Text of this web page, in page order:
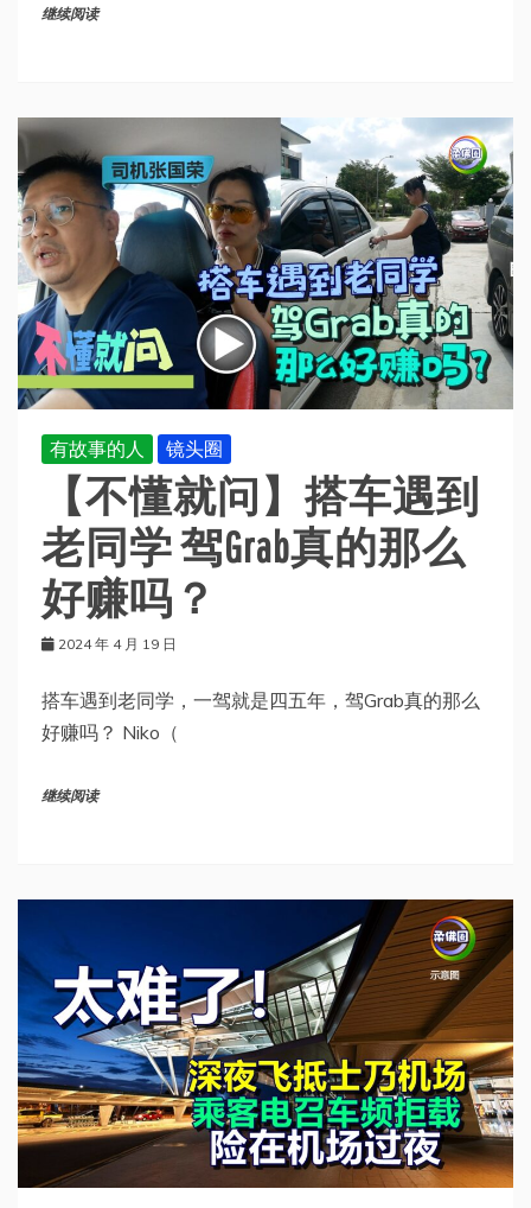
继续阅读
有故事的人 镜头圈
【不懂就问】搭车遇到
老同学 驾Grab真的那么
好赚吗？
2024 年 4 月 19 日
搭车遇到老同学，一驾就是四五年，驾Grab真的那么
好赚吗？ Niko（
继续阅读